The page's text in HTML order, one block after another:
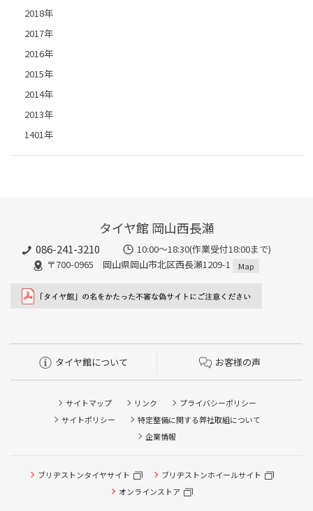
2018年
2017年
2016年
2015年
2014年
2013年
1401年
タイヤ館 岡山西長瀬
086-241-3210
10:00〜18:30(作業受付18:00まで)
〒700-0965 岡山県岡山市北区西長瀬1209-1
Map
タイヤ館について お客様の声
サイトマップ リンク
プライバシーポリシー
サイトポリシー
特定整備に関する弊社取組について
企業情報
ブリヂストンタイヤサイト
ブリヂストンホイールサイト
オンラインストア
タイヤ点検・安全点検/タイヤ履き替え/オイル交換/その他
ピット作業の予約